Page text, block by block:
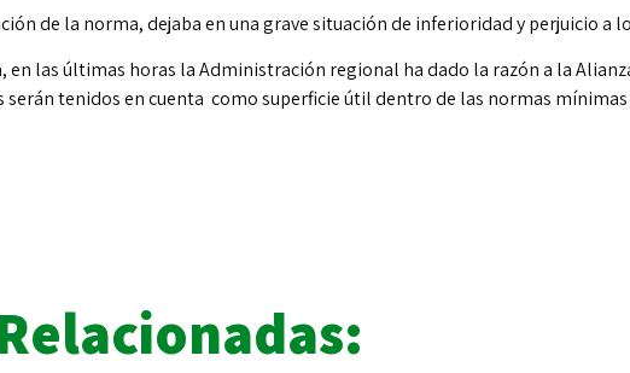
de la norma, dejaba en una grave situación de inferioridad y perjuicio a
las últimas horas la Administración regional ha dado la razón a la
tenidos en cuenta como superficie útil dentro de las normas